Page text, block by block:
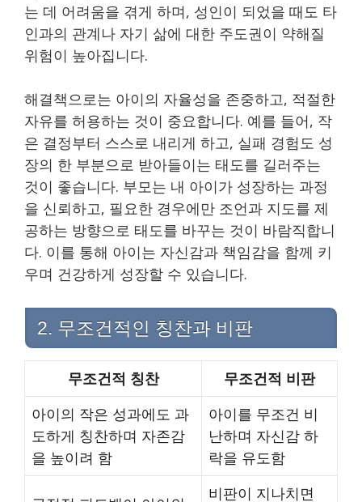
는 데 어려움을 겪게 하며, 성인이 되었을 때도 타
인과의 관계나 자기 삶에 대한 주도권이 약해질
위험이 높아집니다.
해결책으로는 아이의 자율성을 존중하고, 적절한
자유를 허용하는 것이 중요합니다. 예를 들어, 작
은 결정부터 스스로 내리게 하고, 실패 경험도 성
장의 한 부분으로 받아들이는 태도를 길러주는
것이 좋습니다. 부모는 내 아이가 성장하는 과정
을 신뢰하고, 필요한 경우에만 조언과 지도를 제
공하는 방향으로 태도를 바꾸는 것이 바람직합니
다. 이를 통해 아이는 자신감과 책임감을 함께 키
우며 건강하게 성장할 수 있습니다.
2. 무조건적인 칭찬과 비판
무조건적 칭찬
무조건적 비판
아이의 작은 성과에도 과
도하게 칭찬하며 자존감
을 높이려 함
아이를 무조건 비
난하며 자신감 하
락을 유도함
비판이 지나치면